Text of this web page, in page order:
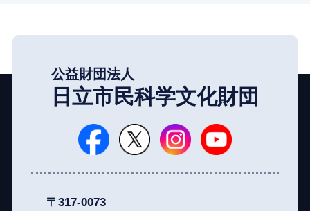
公益財団法人
日立市民科学文化財団
日立シビックセンター公式
日立シビックセンター
日立シビックセ
〒317-0073